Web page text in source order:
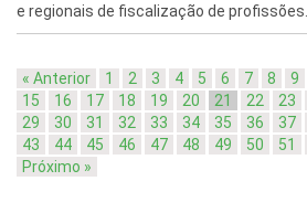
e regionais de fiscalização de profissões...
« Anterior 1 2 3 4 5 6 7 8 9
15
16 17 18 19 20 21 22 23
29
30 31 32 33 34 35 36 37
43
44 45 46 47 48 49 50 51
Próximo »